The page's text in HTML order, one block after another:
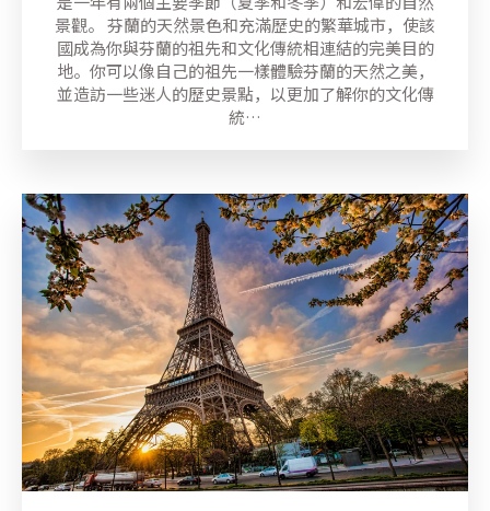
景觀。 芬蘭的天然景色和充滿歷史的繁華城市，使該
國成為你與芬蘭的祖先和文化傳統相連結的完美目的
地。你可以像自己的祖先一樣體驗芬蘭的天然之美，
並造訪一些迷人的歷史景點，以更加了解你的文化傳
統…